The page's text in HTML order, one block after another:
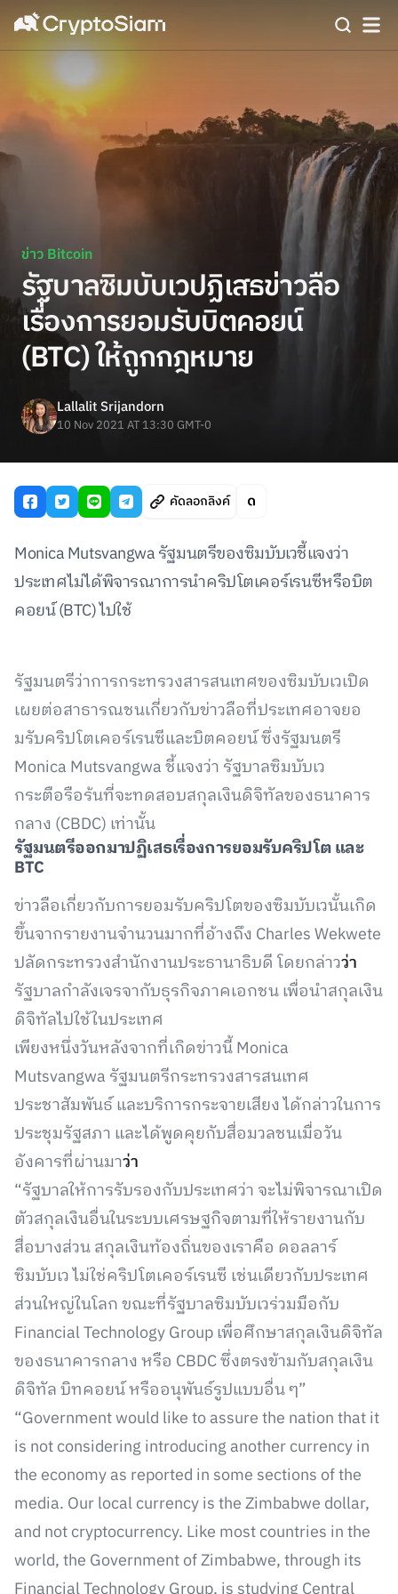
ข่าว Bitcoin
รัฐบาลซิมบับเวปฏิเสธข่าวลือ
เรื่องการยอมรับบิตคอยน์
(BTC) ให้ถูกกฎหมาย
Lallalit Srijandorn
10 Nov 2021 AT 13:30 GMT-0
คัดลอกลิงค์
Monica Mutsvangwa รัฐมนตรีของซิมบับเวชี้แจงว่า
ประเทศไม่ได้พิจารณาการนำคริปโตเคอร์เรนซีหรือบิต
คอยน์ (BTC) ไปใช้
รัฐมนตรีว่าการกระทรวงสารสนเทศของซิมบับเวเปิด
เผยต่อสาธารณชนเกี่ยวกับข่าวลือที่ประเทศอาจยอ
มรับคริปโตเคอร์เรนซีและบิตคอยน์ ซึ่งรัฐมนตรี
Monica Mutsvangwa ชี้แจงว่า รัฐบาลซิมบับเว
กระตือรือร้นที่จะทดสอบสกุลเงินดิจิทัลของธนาคาร
กลาง (CBDC) เท่านั้น
รัฐมนตรีออกมาปฏิเสธเรื่องการยอมรับคริปโต และ
BTC
ข่าวลือเกี่ยวกับการยอมรับคริปโตของซิมบับเวนั้นเกิด
ขึ้นจากรายงานจำนวนมากที่อ้างถึง Charles Wekwete
ปลัดกระทรวงสำนักงานประธานาธิบดี โดยกล่าวว่า
รัฐบาลกำลังเจรจากับธุรกิจภาคเอกชน เพื่อนำสกุลเงิน
ดิจิทัลไปใช้ในประเทศ
เพียงหนึ่งวันหลังจากที่เกิดข่าวนี้ Monica
Mutsvangwa รัฐมนตรีกระทรวงสารสนเทศ
ประชาสัมพันธ์ และบริการกระจายเสียง ได้กล่าวในการ
ประชุมรัฐสภา และได้พูดคุยกับสื่อมวลชนเมื่อวัน
อังคารที่ผ่านมาว่า
“รัฐบาลให้การรับรองกับประเทศว่า จะไม่พิจารณาเปิด
ตัวสกุลเงินอื่นในระบบเศรษฐกิจตามที่ให้รายงานกับ
สื่อบางส่วน สกุลเงินท้องถิ่นของเราคือ ดอลลาร์
ซิมบับเว ไม่ใช่คริปโตเคอร์เรนซี เช่นเดียวกับประเทศ
ส่วนใหญ่ในโลก ขณะที่รัฐบาลซิมบับเวร่วมมือกับ
Financial Technology Group เพื่อศึกษาสกุลเงินดิจิทัล
ของธนาคารกลาง หรือ CBDC ซึ่งตรงข้ามกับสกุลเงิน
ดิจิทัล บิทคอยน์ หรืออนุพันธ์รูปแบบอื่น ๆ”
“Government would like to assure the nation that it
is not considering introducing another currency in
the economy as reported in some sections of the
media. Our local currency is the Zimbabwe dollar,
and not cryptocurrency. Like most countries in the
world, the Government of Zimbabwe, through its